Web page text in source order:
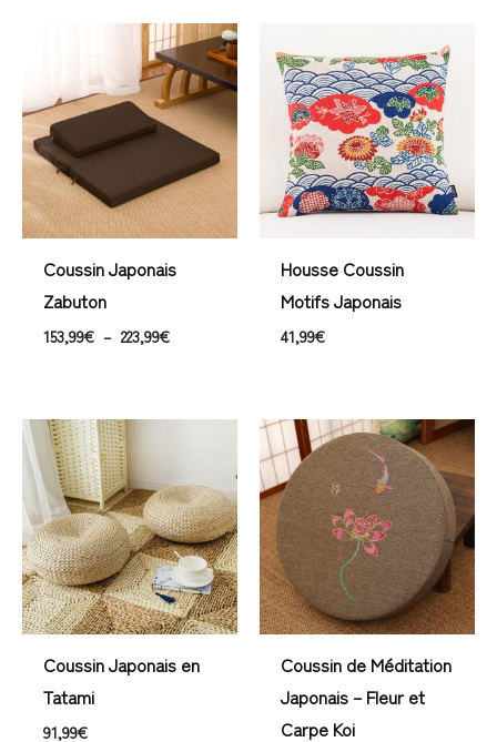
Coussin Japonais
Zabuton
153,99€ – 223,99€
Plage
de
prix :
153,99€
à
223,99€
Housse Coussin
Motifs Japonais
41,99€
Coussin Japonais en
Tatami
91,99€
Coussin de Méditation
Japonais – Fleur et
Carpe Koi